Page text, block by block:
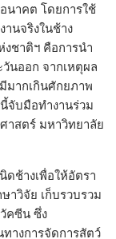
นาคต โดยการใช้
นจริงในช้าง
ชาติฯ คือการนำ
นออก จากเหตุผล
มากเกินศักยภาพ
จับมือทำงานร่วม
สตร์ มหาวิทยาลัย
ดช้างเพื่อให้อัตรา
าวิจัย เก็บรวบรวม
คซีน ซึ่ง
างการจัดการสัตว์